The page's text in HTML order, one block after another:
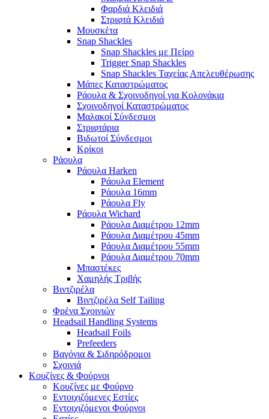
Φαρδιά Κλειδιά
Στριφτά Κλειδιά
Μουσκέτα
Snap Shackles
Snap Shackles με Πείρο
Trigger Snap Shackles
Snap Shackles Ταχείας Απελευθέρωσης
Μάπες Καταστρώματος
Ράουλα & Σχοινοδηγοί για Κολονάκια
Σχοινοδηγοί Καταστρώματος
Μαλακοί Σύνδεσμοι
Στριφτάρια
Βιδωτοί Σύνδεσμοι
Κρίκοι
Ράουλα
Ράουλα Harken
Ράουλα Element
Ράουλα 16mm
Ράουλα Fly
Ράουλα Wichard
Ράουλα Διαμέτρου 12mm
Ράουλα Διαμέτρου 45mm
Ράουλα Διαμέτρου 55mm
Ράουλα Διαμέτρου 70mm
Μπαστέκες
Χαμηλής Τριβής
Βιντζιρέλα
Βιντζιρέλα Self Tailing
Φρένα Σχοινιών
Headsail Handling Systems
Headsail Foils
Prefeeders
Βαγόνια & Σιδηρόδρομοι
Σχοινιά
Κουζίνες & Φούρνοι
Κουζίνες με Φούρνο
Εντοιχιζόμενες Εστίες
Εντοιχιζόμενοι Φούρνοι